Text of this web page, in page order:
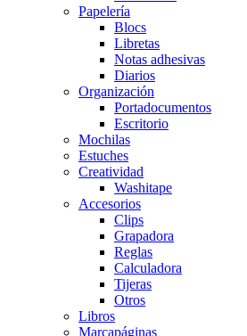
Papelería
Blocs
Libretas
Notas adhesivas
Diarios
Organización
Portadocumentos
Escritorio
Mochilas
Estuches
Creatividad
Washitape
Accesorios
Clips
Grapadora
Reglas
Calculadora
Tijeras
Otros
Libros
Marcapáginas